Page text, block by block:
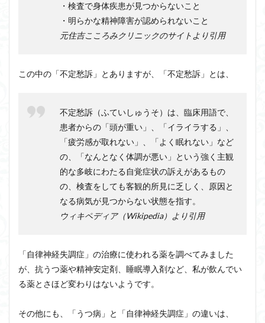
・検査で身体疾患が見つからないこと
・明らかな精神障害が認められないこと
元住吉こころみクリニックのサイトより引用
この中の「不定愁訴」とありますが、「不定愁訴」とは、
不定愁訴（ふていしゅうそ）は、臨床用語で、
患者からの「頭が重い」、「イライラする」、
「疲労感が取れない」、「よく眠れない」など
の、「なんとなく体調が悪い」という強く主観
的な多岐にわたる自覚症状の訴えがあるもの
の、検査をしても客観的所見に乏しく、原因と
なる病気が見つからない状態を指す。
ウィキペディア（Wikipedia）より引用
「自律神経失調症」の治療に使われる薬を調べてみました
が、抗うつ薬や精神安定剤、睡眠導入剤など、私が飲んでい
る薬とさほど変わりはないようです。
その他にも、「うつ病」と「自律神経失調症」の違いは、